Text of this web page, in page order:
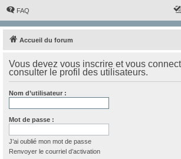
FAQ
Accueil du forum
Vous devez vous inscrire et vous
consulter le profil des utilisateurs.
Nom d’utilisateur :
Mot de passe :
J’ai oublié mon mot de passe
Renvoyer le courriel d’activation